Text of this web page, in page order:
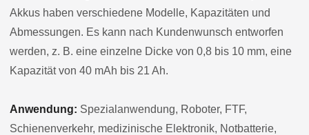
Akkus haben verschiedene Modelle, Kapazitäten und
Abmessungen. Es kann nach Kundenwunsch entworfen
werden, z. B. eine einzelne Dicke von 0,8 bis 10 mm, eine
Kapazität von 40 mAh bis 21 Ah.
Anwendung: Spezialanwendung, Roboter, FTF,
Schienenverkehr, medizinische Elektronik, Notbatterie,